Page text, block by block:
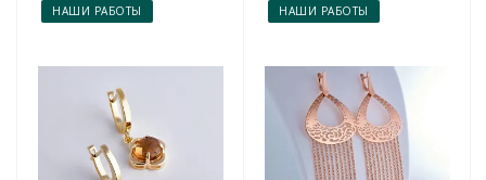
НАШИ РАБОТЫ НАШИ РАБОТЫ